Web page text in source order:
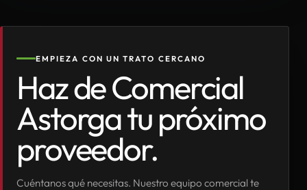
EMPIEZA CON UN TRATO CERCANO
Haz de Comercial
Astorga tu próximo
proveedor.
Cuéntanos qué necesitas. Nuestro equipo comercial te